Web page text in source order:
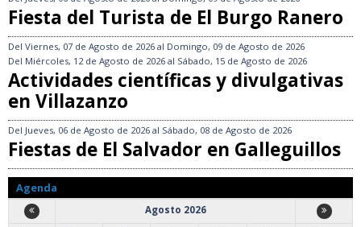
Fiesta del Turista de El Burgo Ranero
Del Viernes, 07 de Agosto de 2026 al Domingo, 09 de Agosto de 2026
Del Miércoles, 12 de Agosto de 2026 al Sábado, 15 de Agosto de 2026
Actividades científicas y divulgativas
en Villazanzo
Del Jueves, 06 de Agosto de 2026 al Sábado, 08 de Agosto de 2026
Fiestas de El Salvador en Galleguillos
Agenda
Agosto 2026